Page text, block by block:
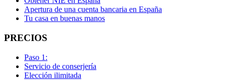
Apertura de una cuenta bancaria en España
Tu casa en buenas manos
PRECIOS
Paso 1:
Servicio de conserjería
Elección ilimitada